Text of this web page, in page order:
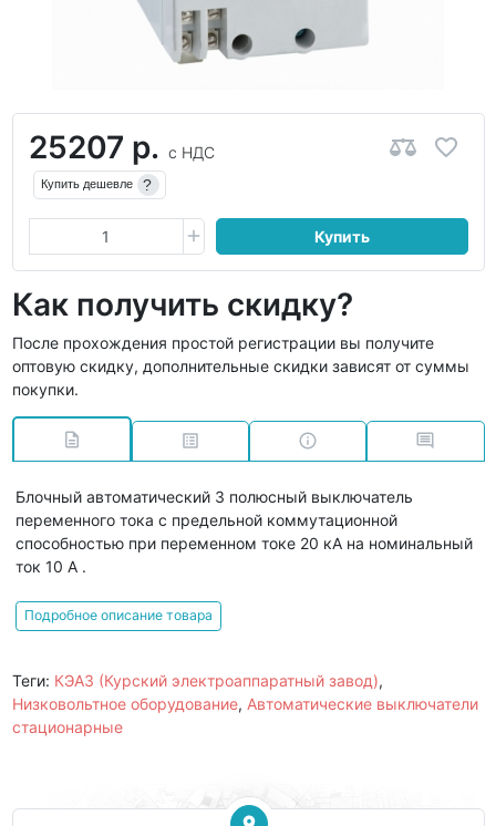
25207 р. с НДС
Купить дешевле ?
Купить
Как получить скидку?
После прохождения простой регистрации вы получите
оптовую скидку, дополнительные скидки зависят от суммы
покупки.
Блочный автоматический 3 полюсный выключатель
переменного тока с предельной коммутационной
способностью при переменном токе 20 кА на номинальный
ток 10 А .
Подробное описание товара
Теги: КЭАЗ (Курский электроаппаратный завод),
Низковольтное оборудование, Автоматические выключатели
стационарные